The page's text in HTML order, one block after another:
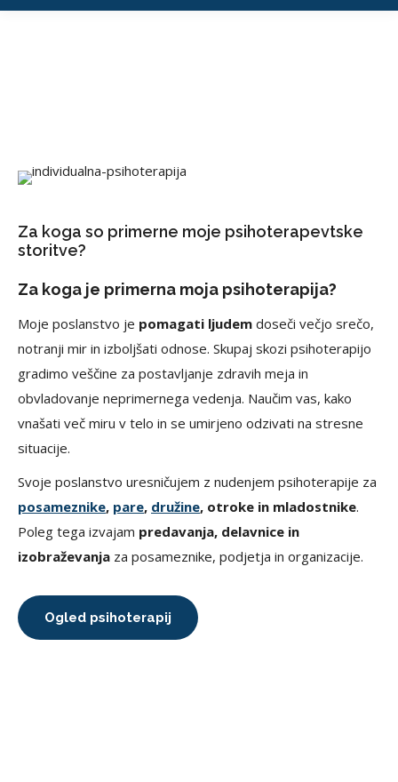
Za koga so primerne moje psihoterapevtske
storitve?
Za koga je primerna moja psihoterapija?
Moje poslanstvo je pomagati ljudem doseči večjo srečo,
notranji mir in izboljšati odnose. Skupaj skozi psihoterapijo
gradimo veščine za postavljanje zdravih meja in
obvladovanje neprimernega vedenja. Naučim vas, kako
vnašati več miru v telo in se umirjeno odzivati na stresne
situacije.
Svoje poslanstvo uresničujem z nudenjem psihoterapije za
posameznike, pare, družine, otroke in mladostnike.
Poleg tega izvajam predavanja, delavnice in
izobraževanja za posameznike, podjetja in organizacije.
Ogled psihoterapij